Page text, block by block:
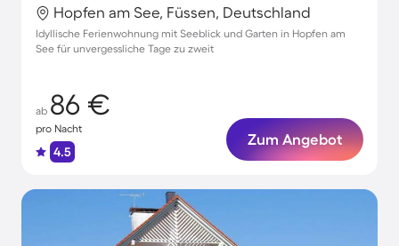
Hopfen am See, Füssen, Deutschland
Idyllische Ferienwohnung mit Seeblick und Garten in Hopfen am
See für unvergessliche Tage zu zweit
ab 86 €
pro Nacht
4.5
Zum Angebot